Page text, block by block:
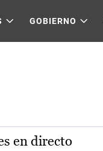
GOBIERNO
en directo